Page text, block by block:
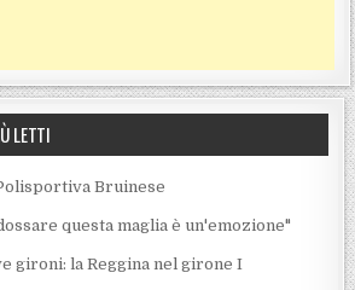
LETTI
Bruinese
questa maglia è un'emozione"
gironi: la Reggina nel girone I